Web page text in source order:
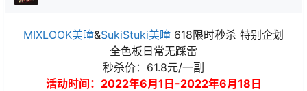
MIXLOOK美瞳&SukiStuki美瞳 618限时秒杀 特别企划
全色板日常无踩雷
秒杀价：61.8元/一副
活动时间：2022年6月1日-2022年6月18日